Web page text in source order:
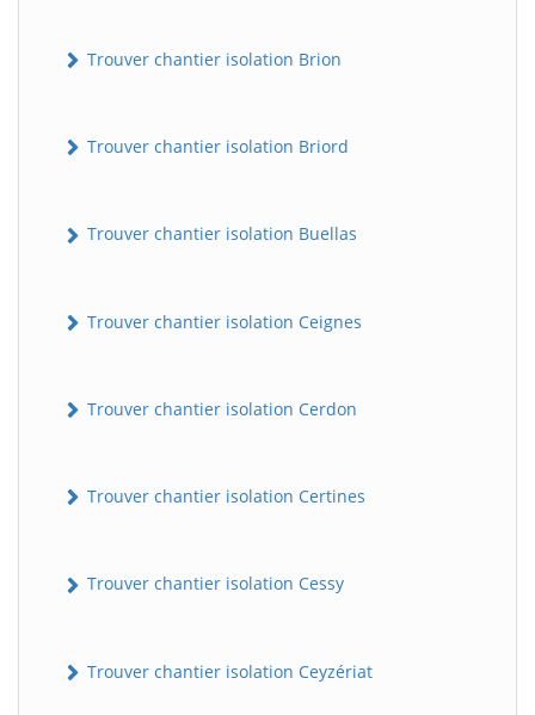
Trouver chantier isolation Brion
Trouver chantier isolation Briord
Trouver chantier isolation Buellas
Trouver chantier isolation Ceignes
Trouver chantier isolation Cerdon
Trouver chantier isolation Certines
Trouver chantier isolation Cessy
Trouver chantier isolation Ceyzériat